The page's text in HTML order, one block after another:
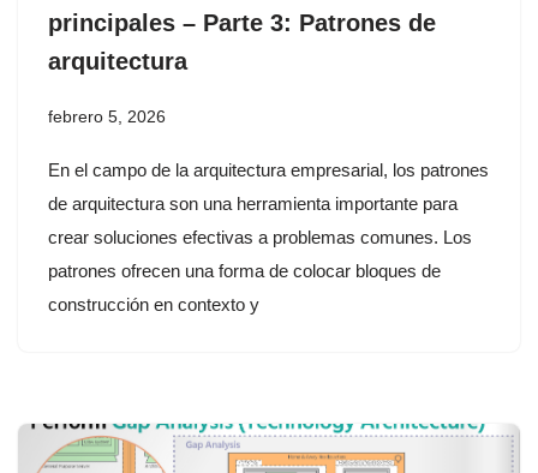
principales – Parte 3: Patrones de
arquitectura
febrero 5, 2026
En el campo de la arquitectura empresarial, los patrones
de arquitectura son una herramienta importante para
crear soluciones efectivas a problemas comunes. Los
patrones ofrecen una forma de colocar bloques de
construcción en contexto y